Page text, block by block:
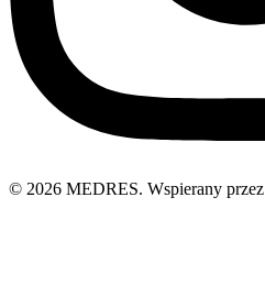
© 2026 MEDRES. Wspierany przez